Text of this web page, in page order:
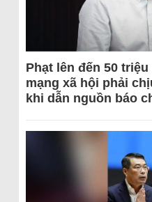
Phạt lên đến 50
mạng xã hội phải
khi dẫn nguồn báo